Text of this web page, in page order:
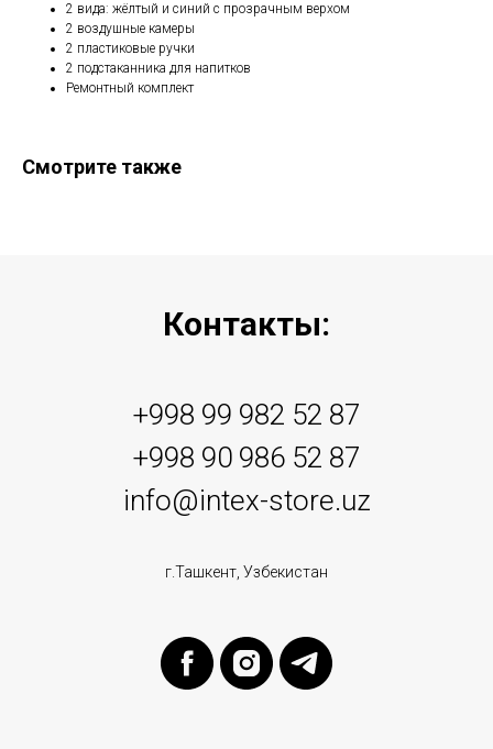
2 вида: жёлтый и синий с прозрачным верхом
2 воздушные камеры
2 пластиковые ручки
2 подстаканника для напитков
Ремонтный комплект
Смотрите также
Контакты:
+998 99 982 52 87
+998 90 986 52 87
info@intex-store.uz
г.Ташкент, Узбекистан